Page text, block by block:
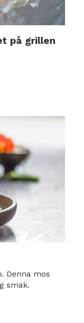
på grillen
Denna mos
smak.